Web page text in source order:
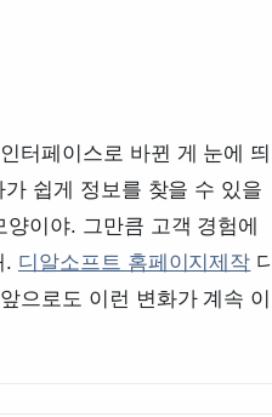
터페이스로 바뀐 게 눈에 띄
쉽게 정보를 찾을 수 있을
이야. 그만큼 고객 경험에
. 디알소프트 홈페이지제작 디
으로도 이런 변화가 계속 이